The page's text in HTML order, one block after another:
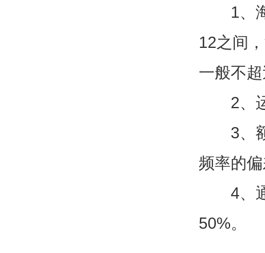
1、海
12之间
一般不
2、运
3、额
频率的
4、通
50%。